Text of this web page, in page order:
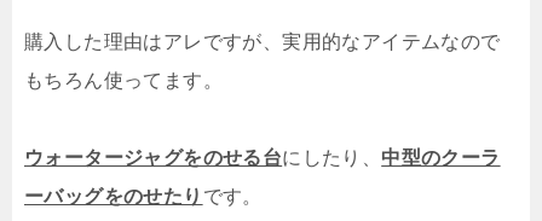
購入した理由はアレですが、実用的なアイテムなので
もちろん使ってます。
ウォータージャグをのせる台にしたり、 中型のクーラ
ーバッグをのせたり です。